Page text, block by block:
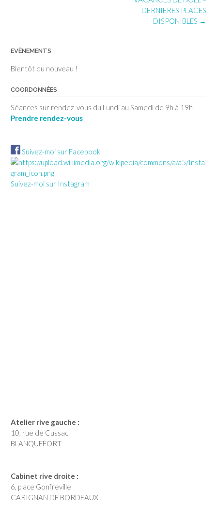
DERNIERES PLACES
DISPONIBLES →
EVÈNEMENTS
Bientôt du nouveau !
COORDONNÉES
Séances sur rendez-vous du Lundi au Samedi de 9h à 19h
Prendre rendez-vous
Suivez-moi sur Facebook
Suivez-moi sur Instagram
Atelier rive gauche :
10, rue de Cussac
BLANQUEFORT
Cabinet rive droite :
6, place Gonfreville
CARIGNAN DE BORDEAUX